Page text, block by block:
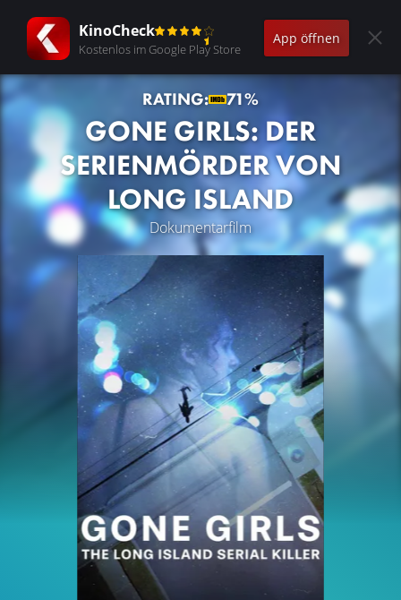
KinoCheck
Kostenlos im Google Play Store
App öffnen
RATING: 71%
GONE GIRLS: DER
SERIENMÖRDER VON
LONG ISLAND
Dokumentarfilm